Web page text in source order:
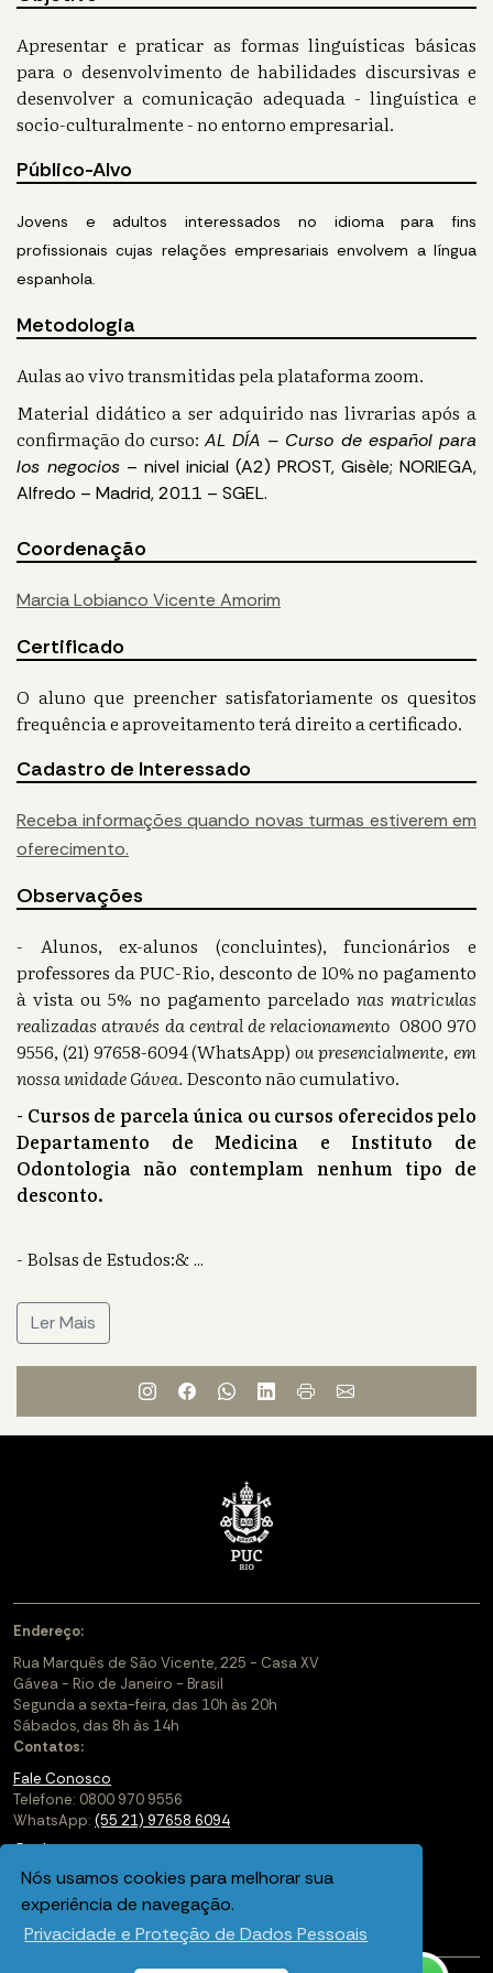
Nós usamos cookies para melhorar sua
experiência de navegação.
Privacidade e Proteção de Dados Pessoais
Apresentar e praticar as formas linguísticas básicas
para o desenvolvimento de habilidades discursivas e
desenvolver a comunicação adequada - linguística e
socio-culturalmente - no entorno empresarial.
Público-Alvo
Jovens e adultos interessados no idioma para fins
profissionais cujas relações empresariais envolvem a língua
espanhola.
Metodologia
Aulas ao vivo transmitidas pela plataforma zoom.
Material didático a ser adquirido nas livrarias após a
confirmação do curso: AL DÍA – Curso de español para
los negocios – nivel inicial (A2) PROST, Gisèle; NORIEGA,
Alfredo – Madrid, 2011 – SGEL.
Coordenação
Marcia Lobianco Vicente Amorim
Certificado
O aluno que preencher satisfatoriamente os quesitos
frequência e aproveitamento terá direito a certificado.
Cadastro de Interessado
Receba informações quando novas turmas estiverem em
oferecimento.
Observações
- Alunos, ex-alunos (concluintes), funcionários e
professores da PUC-Rio, desconto de 10% no pagamento
à vista ou 5% no pagamento parcelado nas matriculas
realizadas através da central de relacionamento 0800 970
9556, (21) 97658-6094 (WhatsApp)ou presencialmente, em
nossa unidade Gávea.Desconto não cumulativo.
- Cursos de parcela única ou cursos oferecidos pelo
Departamento de Medicina e Instituto de
Odontologia não contemplam nenhum tipo de
desconto.
- Bolsas de Estudos:&...
Ler Mais
Endereço:
Rua Marquês de São Vicente, 225 - Casa XV
Gávea - Rio de Janeiro - Brasil
Segunda a sexta-feira, das 10h às 20h
Sábados, das 8h às 14h
Contatos:
Fale Conosco
Telefone: 0800 970 9556
WhatsApp: (55 21) 97658 6094
Cadastre-se
Soluções Corporativas
Saiba mais sobre a PUC-Rio Digital